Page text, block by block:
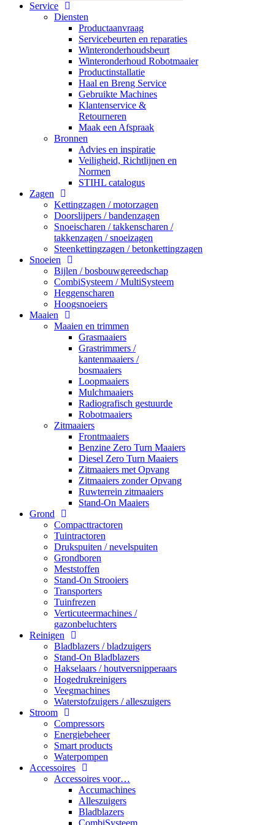
Service
Diensten
Productaanvraag
Servicebeurten en reparaties
Winteronderhoudsbeurt
Winteronderhoud Robotmaaier
Productinstallatie
Haal en Breng Service
Gebruikte Machines
Klantenservice &
Retourneren
Maak een Afspraak
Bronnen
Advies en inspiratie
Veiligheid, Richtlijnen en
Normen
STIHL catalogus
Zagen
Kettingzagen / motorzagen
Doorslijpers / bandenzagen
Snoeischaren / takkenscharen /
takkenzagen / snoeizagen
Steenkettingzagen / betonkettingzagen
Snoeien
Bijlen / bosbouwgereedschap
CombiSysteem / MultiSysteem
Heggenscharen
Hoogsnoeiers
Maaien
Maaien en trimmen
Grasmaaiers
Grastrimmers /
kantenmaaiers /
bosmaaiers
Loopmaaiers
Mulchmaaiers
Radiografisch gestuurde
Robotmaaiers
Zitmaaiers
Frontmaaiers
Benzine Zero Turn Maaiers
Diesel Zero Turn Maaiers
Zitmaaiers met Opvang
Zitmaaiers zonder Opvang
Ruwterrein zitmaaiers
Stand-On Maaiers
Grond
Compacttractoren
Tuintractoren
Drukspuiten / nevelspuiten
Grondboren
Meststoffen
Stand-On Strooiers
Transporters
Tuinfrezen
Verticuteermachines /
gazonbeluchters
Reinigen
Bladblazers / bladzuigers
Stand-On Bladblazers
Hakselaars / houtversnipperaars
Hogedrukreinigers
Veegmachines
Waterstofzuigers / alleszuigers
Stroom
Compressors
Energiebeheer
Smart products
Waterpompen
Accessoires
Accessoires voor…
Accumachines
Alleszuigers
Bladblazers
CombiSysteem